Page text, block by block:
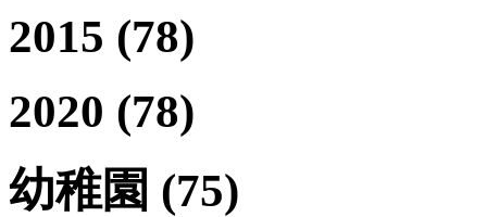
2015 (78)
2020 (78)
幼稚園 (75)